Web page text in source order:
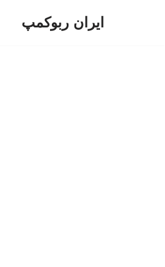
ایران ربوکمپ